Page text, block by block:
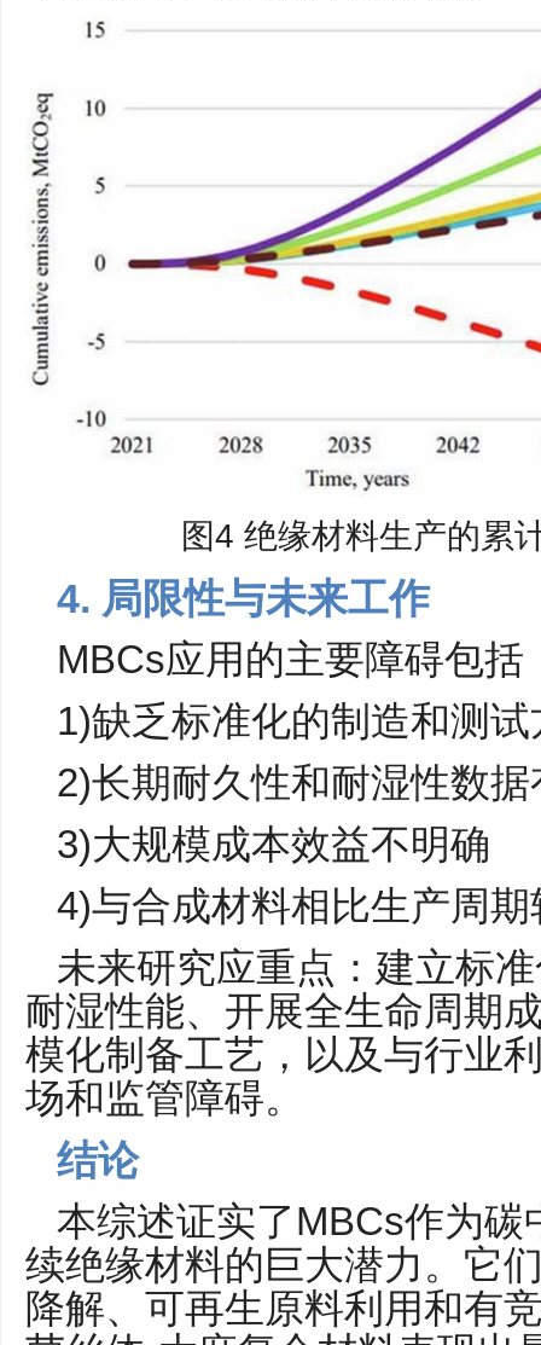
图4 绝缘材料生产的累
4. 局限性与未来工作
MBCs应用的主要障碍包括
1)缺乏标准化的制造和测试
2)长期耐久性和耐湿性数据
3)大规模成本效益不明确
4)与合成材料相比生产周期
未来研究应重点：建立标
耐湿性能、开展全生命周期
模化制备工艺，以及与行业
场和监管障碍。
结论
本综述证实了MBCs作为
续绝缘材料的巨大潜力。它
降解、可再生原料利用和有